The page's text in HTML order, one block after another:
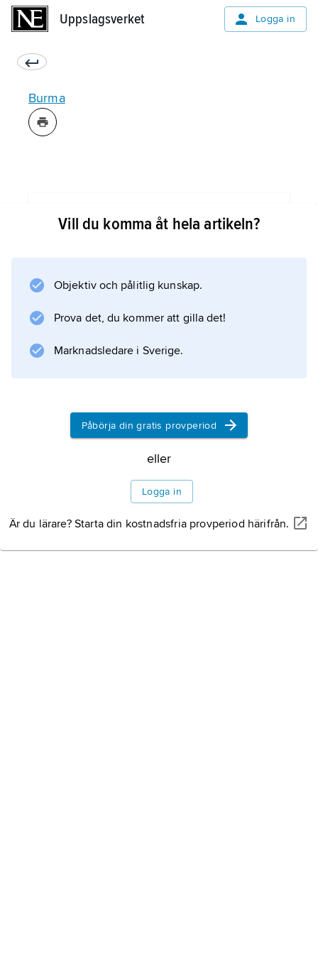
Uppslagsverket Logga in
Burma
Vill du komma åt hela artikeln?
Objektiv och pålitlig kunskap.
Prova det, du kommer att gilla det!
Marknadsledare i Sverige.
Påbörja din gratis provperiod
eller
Logga in
Är du lärare? Starta din kostnadsfria provperiod härifrån.